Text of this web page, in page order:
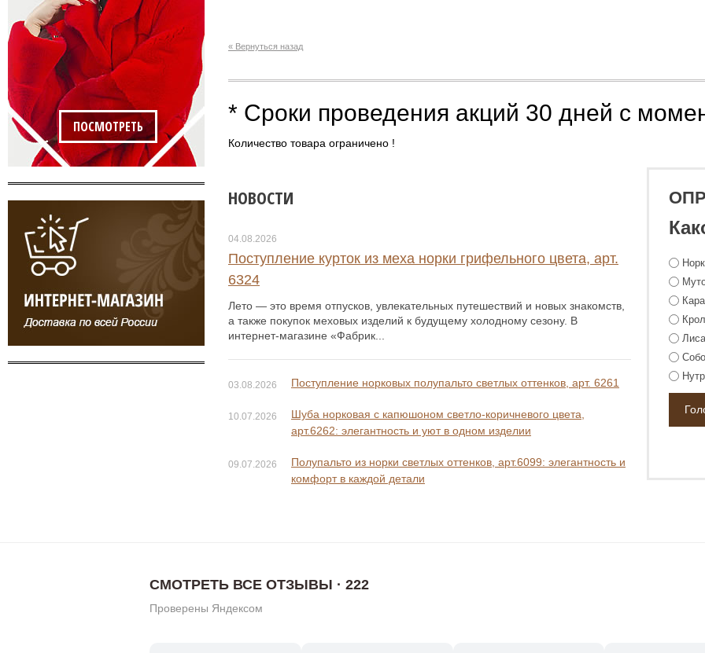
« Вернуться назад
* Сроки проведения акций 30 дней с
Количество товара ограничено !
НОВОСТИ
04.08.2026
Поступление курток из меха норки грифельного цвета, арт.
6324
Лето — это время отпусков, увлекательных путешествий и новых знакомств,
а также покупок меховых изделий к будущему холодному сезону. В
интернет-магазине «Фабрик...
03.08.2026 Поступление норковых полупальто светлых оттенков, арт. 6261
10.07.2026
Шуба норковая с капюшоном светло-коричневого цвета,
арт.6262: элегантность и уют в одном изделии
09.07.2026
Полупальто из норки светлых оттенков, арт.6099: элегантность и
комфорт в каждой детали
ПОСМОТРЕТЬ
СМОТРЕТЬ ВСЕ ОТЗЫВЫ · 222
Проверены Яндексом